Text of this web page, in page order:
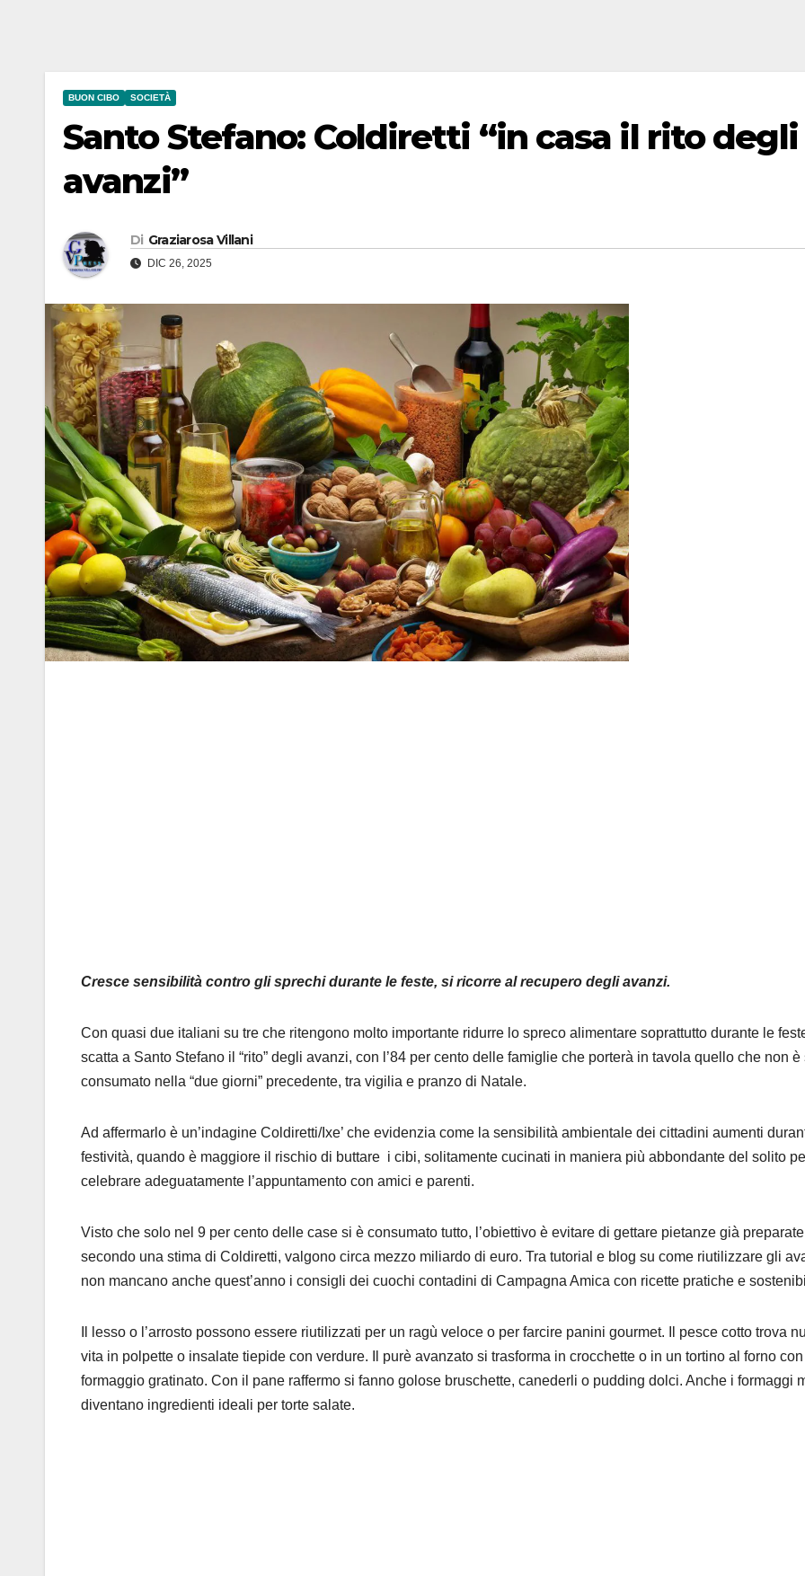
BUON CIBO SOCIETÀ
Santo Stefano: Coldiretti “in casa il rito degli
avanzi”
Di Graziarosa Villani
DIC 26, 2025
Cresce sensibilità contro gli sprechi durante le feste, si ricorre al recupero degli avanzi.
Con quasi due italiani su tre che ritengono molto importante ridurre lo spreco alimentare soprattutto durante le
scatta a Santo Stefano il “rito” degli avanzi, con l’84 per cento delle famiglie che porterà in tavola quello che non è
consumato nella “due giorni” precedente, tra vigilia e pranzo di Natale.
Ad affermarlo è un’indagine Coldiretti/Ixe’ che evidenzia come la sensibilità ambientale dei cittadini aumenti
festività, quando è maggiore il rischio di buttare i cibi, solitamente cucinati in maniera più abbondante del solito
celebrare adeguatamente l’appuntamento con amici e parenti.
Visto che solo nel 9 per cento delle case si è consumato tutto, l’obiettivo è evitare di gettare pietanze già
secondo una stima di Coldiretti, valgono circa mezzo miliardo di euro. Tra tutorial e blog su come riutilizzare gli
non mancano anche quest’anno i consigli dei cuochi contadini di Campagna Amica con ricette pratiche e
Il lesso o l’arrosto possono essere riutilizzati per un ragù veloce o per farcire panini gourmet. Il pesce cotto trova
vita in polpette o insalate tiepide con verdure. Il purè avanzato si trasforma in crocchette o in un tortino al forno con
formaggio gratinato. Con il pane raffermo si fanno golose bruschette, canederli o pudding dolci. Anche i formaggi
diventano ingredienti ideali per torte salate.